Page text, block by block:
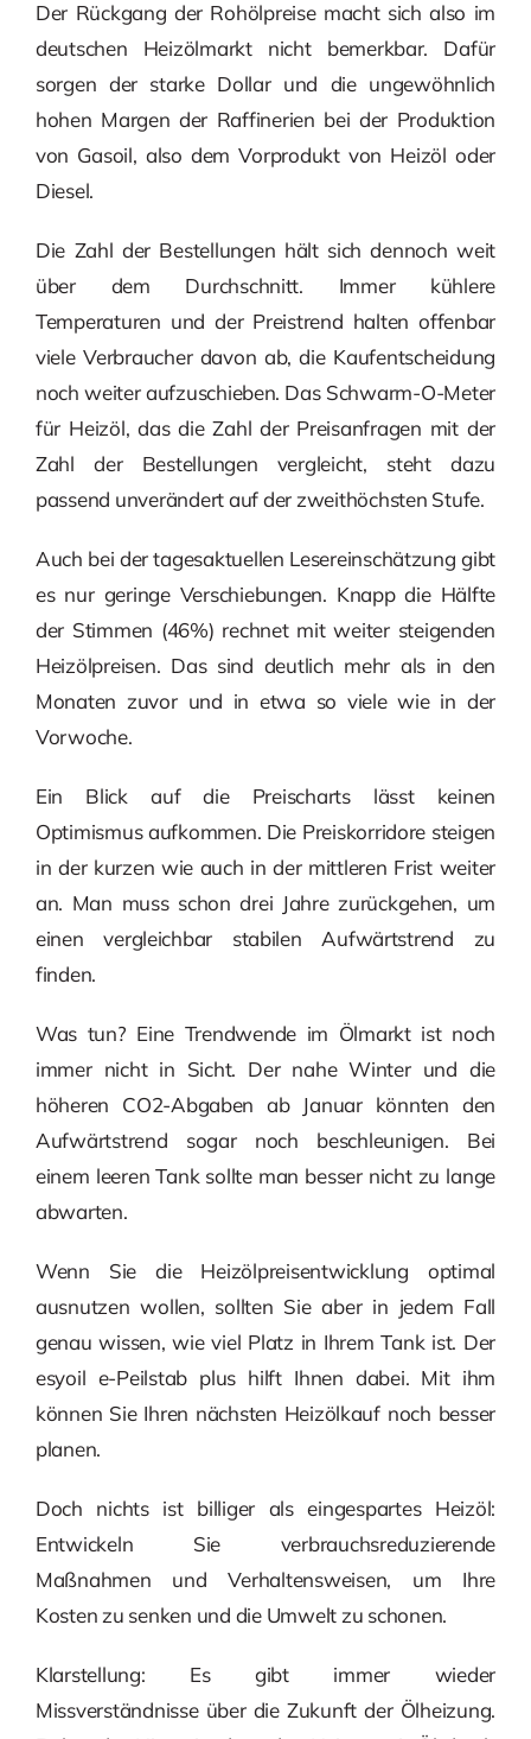
Der Rückgang der Rohölpreise macht sich also im
deutschen Heizölmarkt nicht bemerkbar. Dafür
sorgen der starke Dollar und die ungewöhnlich
hohen Margen der Raffinerien bei der Produktion
von Gasoil, also dem Vorprodukt von Heizöl oder
Diesel.
Die Zahl der Bestellungen hält sich dennoch weit
über dem Durchschnitt. Immer kühlere
Temperaturen und der Preistrend halten offenbar
viele Verbraucher davon ab, die Kaufentscheidung
noch weiter aufzuschieben. Das Schwarm-O-Meter
für Heizöl, das die Zahl der Preisanfragen mit der
Zahl der Bestellungen vergleicht, steht dazu
passend unverändert auf der zweithöchsten Stufe.
Auch bei der tagesaktuellen Lesereinschätzung gibt
es nur geringe Verschiebungen. Knapp die Hälfte
der Stimmen (46%) rechnet mit weiter steigenden
Heizölpreisen. Das sind deutlich mehr als in den
Monaten zuvor und in etwa so viele wie in der
Vorwoche.
Ein Blick auf die Preischarts lässt keinen
Optimismus aufkommen. Die Preiskorridore steigen
in der kurzen wie auch in der mittleren Frist weiter
an. Man muss schon drei Jahre zurückgehen, um
einen vergleichbar stabilen Aufwärtstrend zu
finden.
Was tun? Eine Trendwende im Ölmarkt ist noch
immer nicht in Sicht. Der nahe Winter und die
höheren CO2-Abgaben ab Januar könnten den
Aufwärtstrend sogar noch beschleunigen. Bei
einem leeren Tank sollte man besser nicht zu lange
abwarten.
Wenn Sie die Heizölpreisentwicklung optimal
ausnutzen wollen, sollten Sie aber in jedem Fall
genau wissen, wie viel Platz in Ihrem Tank ist. Der
esyoil e-Peilstab plus hilft Ihnen dabei. Mit ihm
können Sie Ihren nächsten Heizölkauf noch besser
planen.
Doch nichts ist billiger als eingespartes Heizöl:
Entwickeln Sie verbrauchsreduzierende
Maßnahmen und Verhaltensweisen, um Ihre
Kosten zu senken und die Umwelt zu schonen.
Klarstellung: Es gibt immer wieder
Missverständnisse über die Zukunft der Ölheizung.